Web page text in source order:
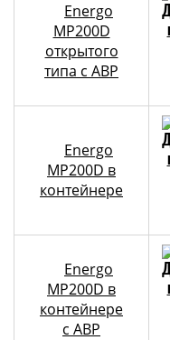
Energo
MP200D
открытого
типа с АВР
Energo
MP200D в
контейнере
Energo
MP200D в
контейнере
c АВР